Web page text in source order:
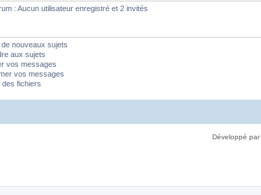
: Aucun utilisateur enregistré et 2 invités
nouveaux sujets
aux sujets
vos messages
vos messages
des fichiers
Développé par